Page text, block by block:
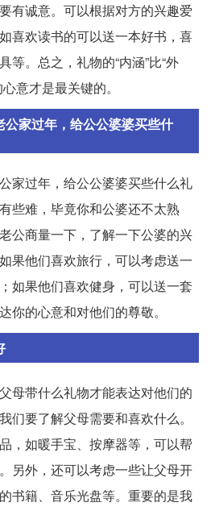
有诚意。可以根据对方的兴趣爱
喜欢读书的可以送一本好书，喜
等。总之，礼物的“内涵”比“外
意才是最关键的。
公家过年，给公公婆婆买些什
家过年，给公公婆婆买些什么礼
些难，毕竟你和公婆还不太熟
公商量一下，了解一下公婆的兴
果他们喜欢旅行，可以考虑送一
如果他们喜欢健身，可以送一套
你的心意和对他们的尊敬。
母带什么礼物才能表达对他们的
们要了解父母需要和喜欢什么。
，如暖手宝、按摩器等，可以帮
另外，还可以考虑一些让父母开
书籍、音乐光盘等。重要的是我